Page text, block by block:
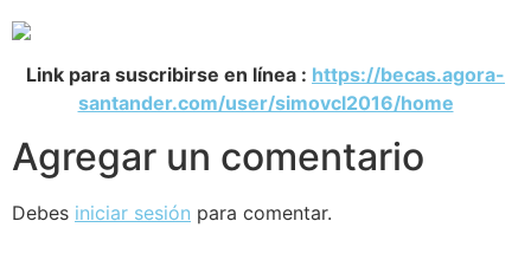
Link para suscribirse en línea : https://becas.agora-
santander.com/user/simovcl2016/home
Agregar un comentario
Debes iniciar sesión para comentar.